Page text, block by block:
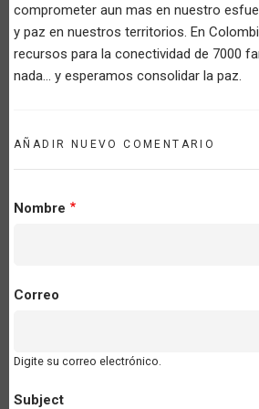
comprometer aun mas en nuestro
y paz en nuestros territorios. En
recursos para la conectividad de 7000
nada... y esperamos consolidar la paz.
AÑADIR NUEVO COMENTARIO
Nombre
Correo
Digite su correo electrónico.
Subject